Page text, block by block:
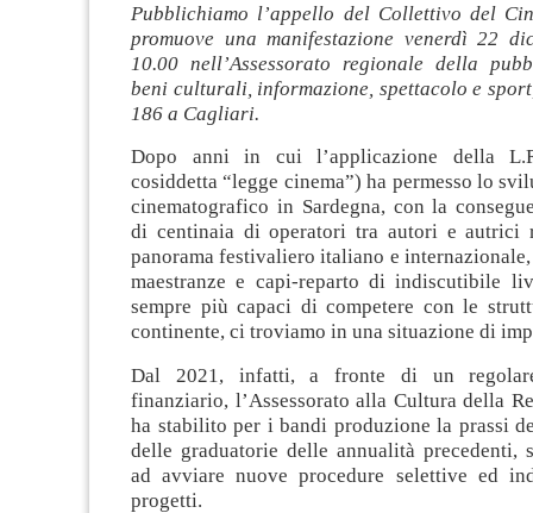
Pubblichiamo l’appello del Collettivo del
promuove una manifestazione venerdì 22
10.00 nell’Assessorato regionale della
beni culturali, informazione, spettacolo e
186 a Cagliari.
Dopo anni in cui l’applicazione della
cosiddetta “legge cinema”) ha permesso lo
cinematografico in Sardegna, con la
di centinaia di operatori tra autori e autrici
panorama festivaliero italiano e
maestranze e capi-reparto di indiscutibile
sempre più capaci di competere con le
continente, ci troviamo in una situazione di
Dal 2021, infatti, a fronte di un regolare
finanziario, l’Assessorato alla Cultura della
ha stabilito per i bandi produzione la prassi
delle graduatorie delle annualità precedenti,
ad avviare nuove procedure selettive ed
progetti.